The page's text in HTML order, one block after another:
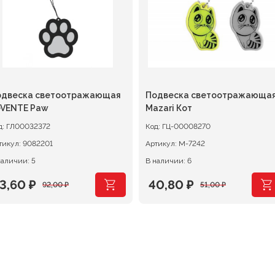
светоотражающая
Paw
ГЛ00032372
9082201
5
92,00₽
₽
Подвеска
Mazari Кот
Код: ГЦ-00008270
Артикул: М-7242
В наличии: 6
51,00₽
Первоначальная
40,80 ₽
Текущая